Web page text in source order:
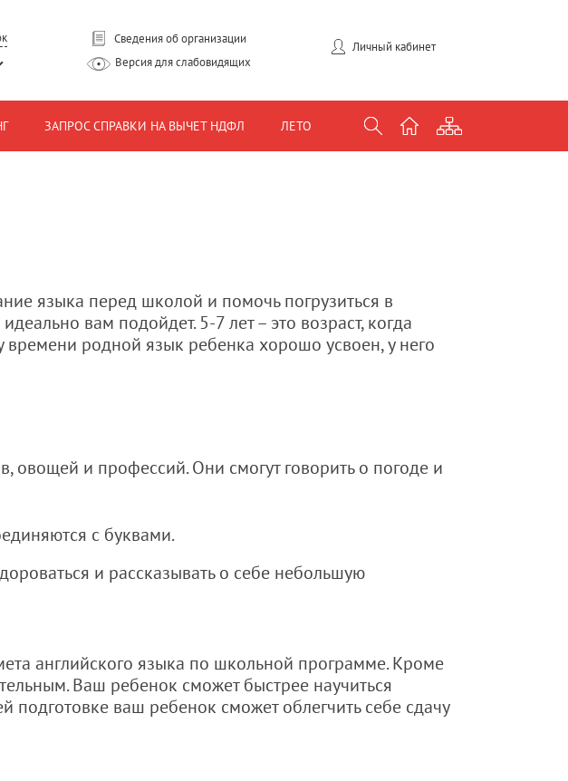
Сведения об организации
Версия для слабовидящих
Личный кабинет
ЗАПРОС СПРАВКИ НА ВЫЧЕТ НДФЛ ЛЕТО
языка перед школой и помочь погрузиться в
вам подойдет. 5-7 лет – это возраст, когда
родной язык ребенка хорошо усвоен, у него
овощей и профессий. Они смогут говорить о погоде и
с буквами.
и рассказывать о себе небольшую
английского языка по школьной программе. Кроме
Ваш ребенок сможет быстрее научиться
подготовке ваш ребенок сможет облегчить себе сдачу